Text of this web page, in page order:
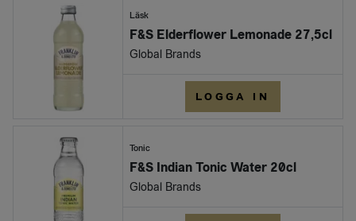
Läsk
F&S Elderflower Lemonade 27,5cl
Global Brands
LOGGA IN
Tonic
F&S Indian Tonic Water 20cl
Global Brands